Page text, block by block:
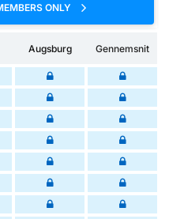
ONLY
Augsburg Gennemsnit